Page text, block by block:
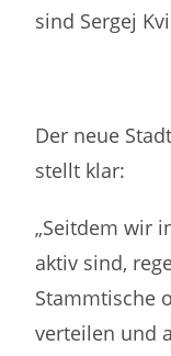
sind Sergej
Der neue
stellt klar:
„Seitdem wir
aktiv sind,
Stammtische
verteilen und